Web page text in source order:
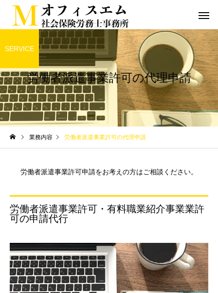
労働者派遣事業許可の代理申請
SERVICE
業務内容 労働者派遣事業許可の代理申請
労働者派遣事業許可申請をお考えの方はご相談ください。
労働者派遣事業許可・有料職業紹介事業業許
可の申請代行